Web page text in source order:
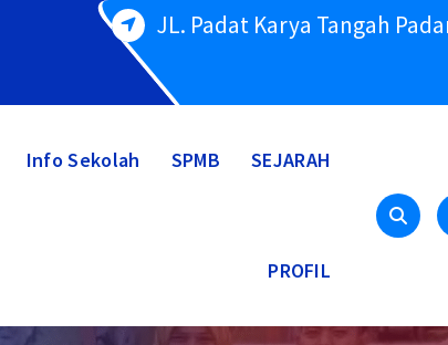
JL. Padat Karya Tangah
Info Sekolah SPMB SEJARAH
PROFIL